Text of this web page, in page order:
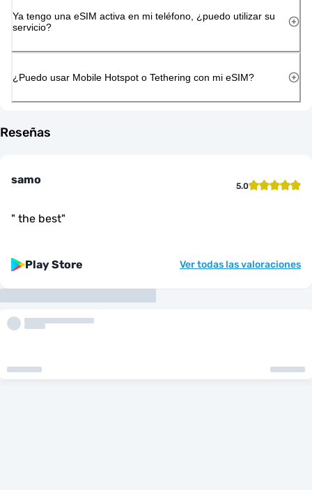
Ya tengo una eSIM activa en mi teléfono, ¿puedo utilizar su
servicio?
¿Puedo usar Mobile Hotspot o Tethering con mi eSIM?
Reseñas
samo 5.0
" the best"
Play Store Ver todas las valoraciones